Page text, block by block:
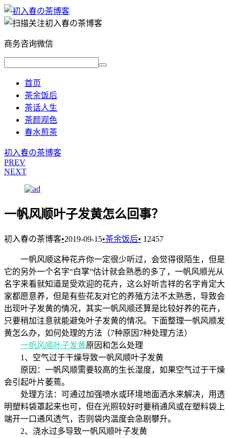
商务咨询微信
首页
茶余饭后
茶话人生
茶颜观色
春水煎茶
初入春の茶博客
PREV
NEXT
一帆风顺叶子发黄怎么回事？
初入春の茶博客•2019-09-15•茶余饭后• 12457
一帆风顺这种花卉你一定很少听过，会觉得很陌生，但是
它的另外一个名字“白掌”估计就会熟悉的多了，一帆风顺光从
名字来看就知道是受欢迎的花卉，这么好听吉祥的名字肯定大
家都愿意养，但是有些花友对它的养殖方法不太熟悉，导致会
出现叶子发黄的情况，其实一帆风顺还算是比较好养的花卉，
只要稍加注意就能避免叶子发黄的情况。下面整理一帆风顺发
黄怎么办，如何处理的方法（7种原因7种处理方法）
一帆风顺叶子发黄原因和怎么处理
1、空气过于干燥导致一帆风顺叶子发黄
原因：一帆风顺需要较高的生长湿度，如果空气过于干燥
会引起叶片萎蔫。
处理方法：可通过加强喷水或环境地面洒水来解决，用透
明塑料袋罩起来也可，但在光照较好时要稍通风或在塑料袋上
端开一口通风透气，否则袋内温度会急剧攀升。
2、浇水过多导致一帆风顺叶子发黄